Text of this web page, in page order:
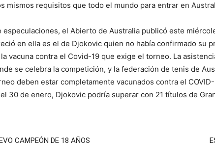
mismos requisitos que todo el mundo para entrar en
especulaciones, el Abierto de Australia publicó este
en ella es el de Djokovic quien no había confirmado su
vacuna contra el Covid-19 que exige el torneo. La
se celebra la competición, y la federación de tenis de
deben estar completamente vacunados contra el
30 de enero, Djokovic podría superar con 21 títulos de
CAMPEÓN DE 18 AÑOS